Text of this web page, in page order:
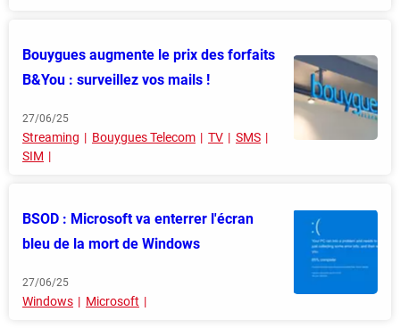
Bouygues augmente le prix des forfaits
B&You : surveillez vos mails !
27/06/25
Streaming Bouygues Telecom TV
SMS
SIM
BSOD : Microsoft va enterrer l'écran
bleu de la mort de Windows
27/06/25
Windows Microsoft